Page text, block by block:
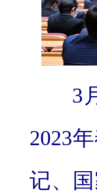
3
2023
记、